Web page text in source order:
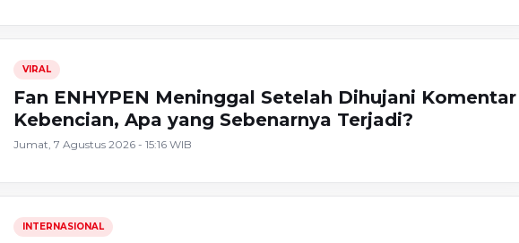
VIRAL
Fan ENHYPEN Meninggal Setelah Dihujani Komentar
Kebencian, Apa yang Sebenarnya Terjadi?
Jumat, 7 Agustus 2026 - 15:16 WIB
INTERNASIONAL